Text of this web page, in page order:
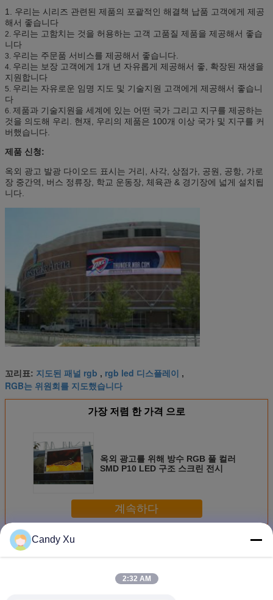
Functionaless 점 비율 0.0001 이하
1. 우리는 시리즈 관련된 제품의 포괄적인 해결책 납품 고객에게 제공
해서 좋습니다
2. 우리는 고함치는 것을 허용하는 고객 고품질 제품을 제공해서 좋습
니다
3. 우리는 주문품 서비스를 제공해서 좋습니다.
4. 우리는 보장 고객에게 1개 년 자유롭게 제공해서 좋, 확장된 재생을
지원합니다
5. 우리는 자유로운 임명 지도 및 기술지원 고객에게 제공해서 좋습니
다
6. 제품과 기술지원을 세계에 있는 어떤 국가 그리고 지구를 제공하는
것을 의도해 우리. 현재, 우리의 제품은 100개 이상 국가 및 지구를 커
버했습니다.
제품 신청:
옥외 광고 발광 다이오드 표시는 거리, 사각, 상점가, 공원, 공항, 가로
장 중간역, 버스 정류장, 학교 운동장, 체육관 & 경기장에 넓게 설치됩
니다.
꼬리표: 지도된 패널 rgb , rgb led 디스플레이 ,
RGB는 위원회를 지도했습니다
가장 저렴 한 가격 으로
옥외 광고를 위해 방수 RGB 풀 컬러
SMD P10 LED 구조 스크린 전시
계속하다
더 많은 것RGB LED 스크린
Candy Xu
2:32 AM